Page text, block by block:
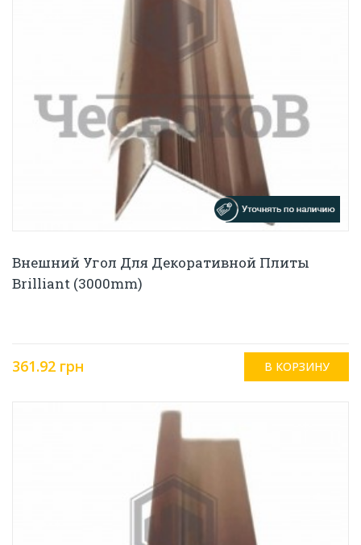
Внешний Угол Для Декоративной Плиты
Brilliant (3000mm)
361.92 грн